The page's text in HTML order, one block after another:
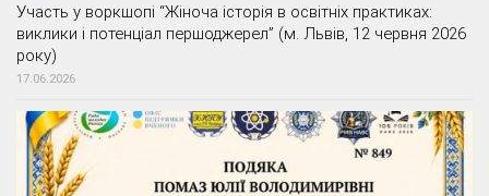
Участь у воркшопі “Жіноча історія в освітніх практиках:
виклики і потенціал першоджерел” (м. Львів, 12 червня 2026
року)
17.06.2026